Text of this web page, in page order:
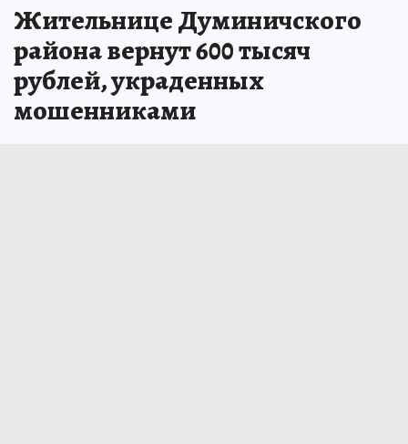
Жительнице Думиничского
района вернут 600 тысяч
рублей, украденных
мошенниками